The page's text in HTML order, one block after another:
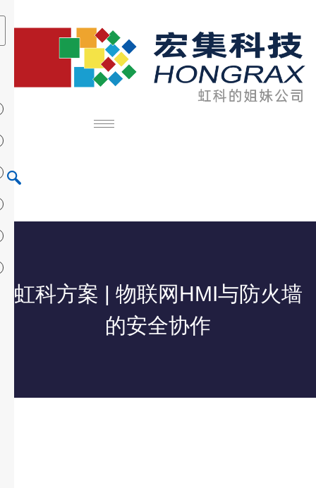
虹科方案 | 物联网HMI与防火墙
的安全协作